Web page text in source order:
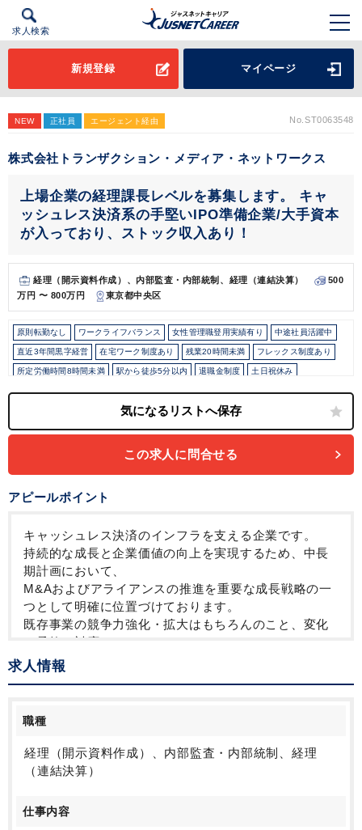
求人検索
新規登録 マイページ
NEW 正社員 エージェント経由 No.ST0063548
株式会社トランザクション・メディア・ネットワークス
上場企業の経理課長レベルを募集します。 キャ
ッシュレス決済系の手堅いIPO準備企業/大手資本
が入っており、ストック収入あり！
経理（開示資料作成）、内部監査・内部統制、経理（連結決算）
500
万円 〜 800万円
東京都中央区
原則転勤なし ワークライフバランス 女性管理職登用実績有り 中途社員活躍中
直近3年間黒字経営 在宅ワーク制度あり 残業20時間未満 フレックス制度あり
所定労働時間8時間未満 駅から徒歩5分以内 退職金制度 土日祝休み
この求人に問合せる
アピールポイント
キャッシュレス決済のインフラを支える企業です。
持続的な成長と企業価値の向上を実現するため、中長
期計画において、
M&Aおよびアライアンスの推進を重要な成長戦略の一
つとして明確に位置づけております。
既存事業の競争力強化・拡大はもちろんのこと、変化
に柔軟に対応し、
新たな収益の柱となる新規事業を非連続的に創出して
いくため、
で以上に加速させていく方針です。
そこでこの度、豊富なご経験と高い専門性をお持ちの
方を新たにお迎えし、
だきたいと考えております。
求人情報
職種
経理（開示資料作成）、内部監査・内部統制、経理
（連結決算）
仕事内容